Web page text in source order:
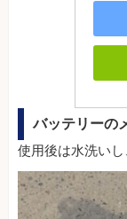
バッテリーの
使用後は水洗いし